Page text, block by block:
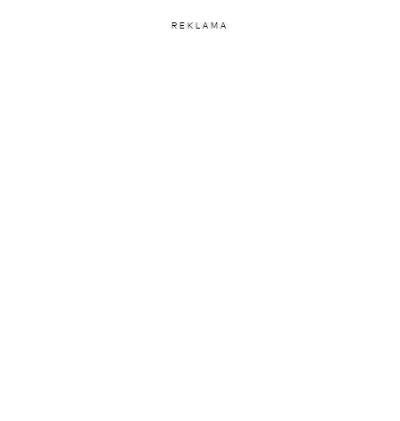
REKLAMA